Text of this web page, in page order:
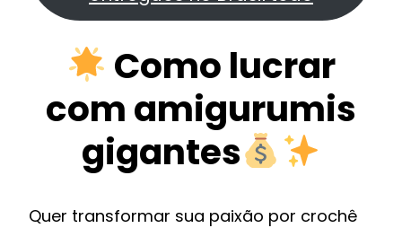
Como lucrar
com amigurumis
gigantes
Quer transformar sua paixão por crochê